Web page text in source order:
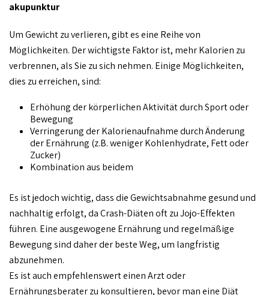
akupunktur
Um Gewicht zu verlieren, gibt es eine Reihe von
Möglichkeiten. Der wichtigste Faktor ist, mehr Kalorien zu
verbrennen, als Sie zu sich nehmen. Einige Möglichkeiten,
dies zu erreichen, sind:
Erhöhung der körperlichen Aktivität durch Sport oder
Bewegung
Verringerung der Kalorienaufnahme durch Änderung
der Ernährung (z.B. weniger Kohlenhydrate, Fett oder
Zucker)
Kombination aus beidem
Es ist jedoch wichtig, dass die Gewichtsabnahme gesund und
nachhaltig erfolgt, da Crash-Diäten oft zu Jojo-Effekten
führen. Eine ausgewogene Ernährung und regelmäßige
Bewegung sind daher der beste Weg, um langfristig
abzunehmen.
Es ist auch empfehlenswert einen Arzt oder
Ernährungsberater zu konsultieren, bevor man eine Diät